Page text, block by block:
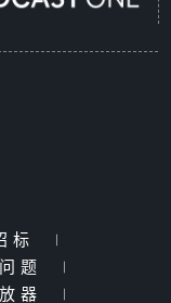
标
|
题
|
器 |